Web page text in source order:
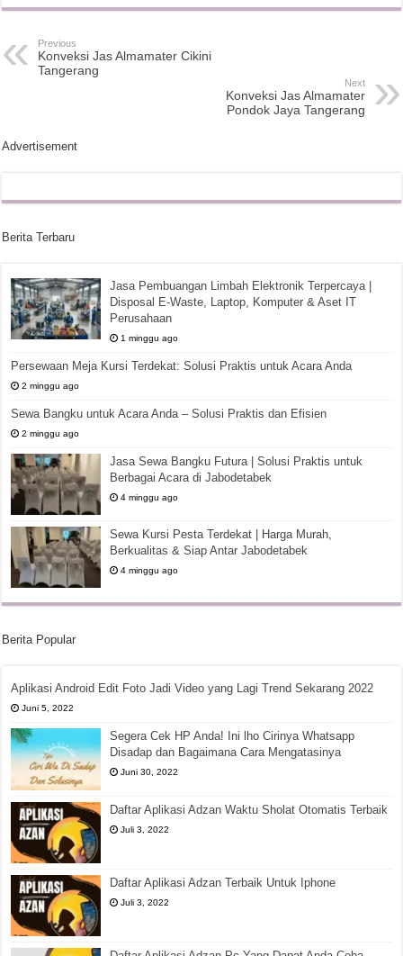
Previous
Konveksi Jas Almamater Cikini
Tangerang
Next
Konveksi Jas Almamater
Pondok Jaya Tangerang
Advertisement
Berita Terbaru
Jasa Pembuangan Limbah Elektronik Terpercaya |
Disposal E-Waste, Laptop, Komputer & Aset IT
Perusahaan
1 minggu ago
Persewaan Meja Kursi Terdekat: Solusi Praktis untuk Acara Anda
2 minggu ago
Sewa Bangku untuk Acara Anda – Solusi Praktis dan Efisien
2 minggu ago
Jasa Sewa Bangku Futura | Solusi Praktis untuk
Berbagai Acara di Jabodetabek
4 minggu ago
Sewa Kursi Pesta Terdekat | Harga Murah,
Berkualitas & Siap Antar Jabodetabek
4 minggu ago
Berita Popular
Aplikasi Android Edit Foto Jadi Video yang Lagi Trend Sekarang 2022
Juni 5, 2022
Segera Cek HP Anda! Ini lho Cirinya Whatsapp
Disadap dan Bagaimana Cara Mengatasinya
Juni 30, 2022
Daftar Aplikasi Adzan Waktu Sholat Otomatis Terbaik
Juli 3, 2022
Daftar Aplikasi Adzan Terbaik Untuk Iphone
Juli 3, 2022